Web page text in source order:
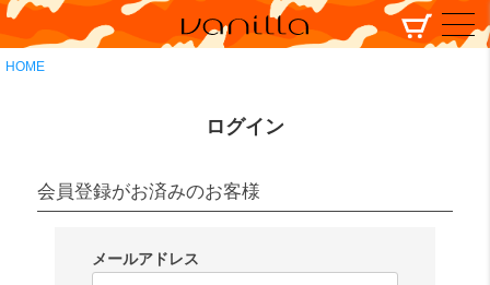
HOME
ログイン
会員登録がお済みのお客様
メールアドレス